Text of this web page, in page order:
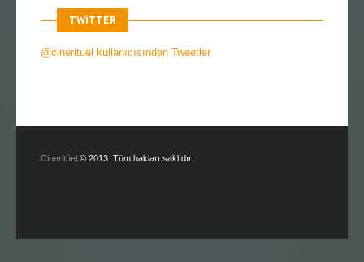
TWITTER
@cinerituel kullanıcısından Tweetler
Cineritüel © 2013. Tüm hakları saklıdır.